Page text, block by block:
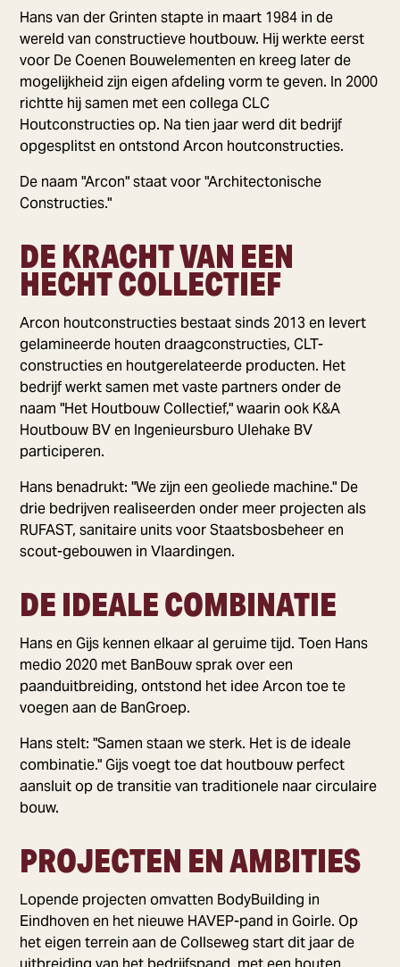
Hans van der Grinten stapte in maart 1984 in de
wereld van constructieve houtbouw. Hij werkte eerst
voor De Coenen Bouwelementen en kreeg later de
mogelijkheid zijn eigen afdeling vorm te geven. In 2000
richtte hij samen met een collega CLC
Houtconstructies op. Na tien jaar werd dit bedrijf
opgesplitst en ontstond Arcon houtconstructies.
De naam "Arcon" staat voor "Architectonische
Constructies."
DE KRACHT VAN EEN
HECHT COLLECTIEF
Arcon houtconstructies bestaat sinds 2013 en levert
gelamineerde houten draagconstructies, CLT-
constructies en houtgerelateerde producten. Het
bedrijf werkt samen met vaste partners onder de
naam "Het Houtbouw Collectief," waarin ook K&A
Houtbouw BV en Ingenieursburo Ulehake BV
participeren.
Hans benadrukt: "We zijn een geoliede machine." De
drie bedrijven realiseerden onder meer projecten als
RUFAST, sanitaire units voor Staatsbosbeheer en
scout-gebouwen in Vlaardingen.
DE IDEALE COMBINATIE
Hans en Gijs kennen elkaar al geruime tijd. Toen Hans
medio 2020 met BanBouw sprak over een
paanduitbreiding, ontstond het idee Arcon toe te
voegen aan de BanGroep.
Hans stelt: "Samen staan we sterk. Het is de ideale
combinatie." Gijs voegt toe dat houtbouw perfect
aansluit op de transitie van traditionele naar circulaire
bouw.
PROJECTEN EN AMBITIES
Lopende projecten omvatten BodyBuilding in
Eindhoven en het nieuwe HAVEP-pand in Goirle. Op
het eigen terrein aan de Collseweg start dit jaar de